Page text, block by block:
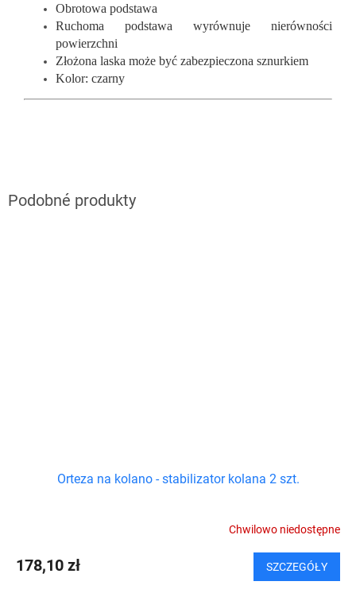
Obrotowa podstawa
Ruchoma podstawa wyrównuje nierówności
powierzchni
Złożona laska może być zabezpieczona sznurkiem
Kolor: czarny
Orteza na kolano - stabilizator kolana 2 szt.
Chwilowo niedostępne
178,10 zł SZCZEGÓŁY